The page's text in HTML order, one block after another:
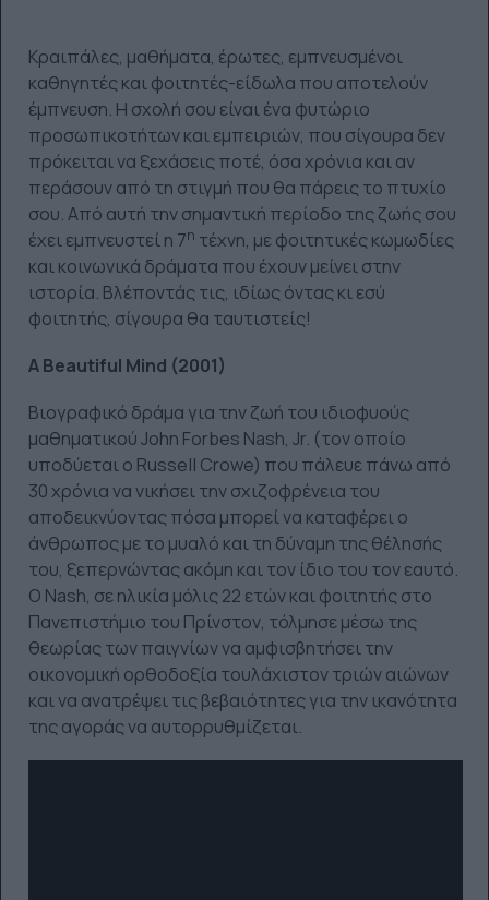
Κραιπάλες, μαθήματα, έρωτες, εμπνευσμένοι
καθηγητές και φοιτητές-είδωλα που αποτελούν
έμπνευση. Η σχολή σου είναι ένα φυτώριο
προσωπικοτήτων και εμπειριών, που σίγουρα δεν
πρόκειται να ξεχάσεις ποτέ, όσα χρόνια και αν
περάσουν από τη στιγμή που θα πάρεις το πτυχίο
σου. Από αυτή την σημαντική περίοδο της ζωής σου
έχει εμπνευστεί η 7η τέχνη, με φοιτητικές κωμωδίες
και κοινωνικά δράματα που έχουν μείνει στην
ιστορία. Βλέποντάς τις, ιδίως όντας κι εσύ
φοιτητής, σίγουρα θα ταυτιστείς!
ABeautiful Mind (2001)
Βιογραφικό δράμα για την ζωή του ιδιοφυούς
μαθηματικού John Forbes Nash, Jr. (τον οποίο
υποδύεται ο Russell Crowe) που πάλευε πάνω από
30 χρόνια να νικήσει την σχιζοφρένεια του
αποδεικνύοντας πόσα μπορεί να καταφέρει ο
άνθρωπος με το μυαλό και τη δύναμη της θέλησής
του, ξεπερνώντας ακόμη και τον ίδιο του τον εαυτό.
Ο Nash, σε ηλικία μόλις 22 ετών και φοιτητής στο
Πανεπιστήμιο του Πρίνστον, τόλμησε μέσω της
θεωρίας των παιγνίων να αμφισβητήσει την
οικονομική ορθοδοξία τουλάχιστον τριών αιώνων
και να ανατρέψει τις βεβαιότητες για την ικανότητα
της αγοράς να αυτορρυθμίζεται.